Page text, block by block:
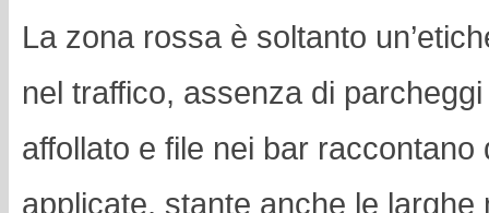
La zona rossa è soltanto
nel traffico, assenza di
affollato e file nei bar raccontano
applicate, stante anche le larghe